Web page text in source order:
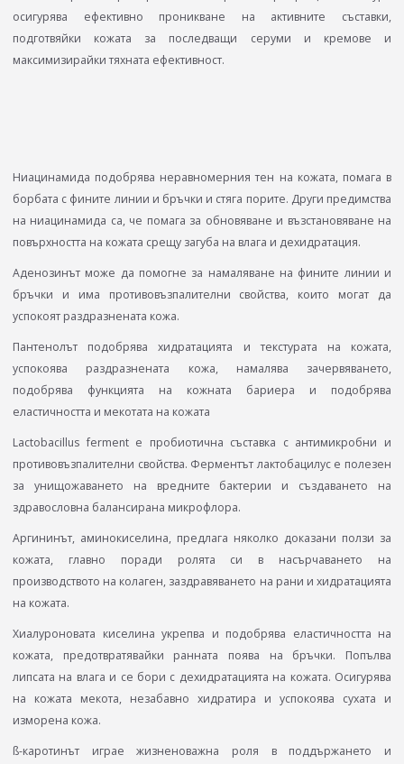
осигурява ефективно проникване на активните съставки,
подготвяйки кожата за последващи серуми и кремове и
максимизирайки тяхната ефективност.
Ниацинамида подобрява неравномерния тен на кожата, помага в
борбата с фините линии и бръчки и стяга порите. Други предимства
на ниацинамида са, че помага за обновяване и възстановяване на
повърхността на кожата срещу загуба на влага и дехидратация.
Аденозинът може да помогне за намаляване на фините линии и
бръчки и има противовъзпалителни свойства, които могат да
успокоят раздразнената кожа.
Пантенолът подобрява хидратацията и текстурата на кожата,
успокоява раздразнената кожа, намалява зачервяването,
подобрява функцията на кожната бариера и подобрява
еластичността и мекотата на кожата
Lactobacillus ferment е пробиотична съставка с антимикробни и
противовъзпалителни свойства. Ферментът лактобацилус е полезен
за унищожаването на вредните бактерии и създаването на
здравословна балансирана микрофлора.
Аргининът, аминокиселина, предлага няколко доказани ползи за
кожата, главно поради ролята си в насърчаването на
производството на колаген, заздравяването на рани и хидратацията
на кожата.
Хиалуроновата киселина укрепва и подобрява еластичността на
кожата, предотвратявайки ранната поява на бръчки. Попълва
липсата на влага и се бори с дехидратацията на кожата. Осигурява
на кожата мекота, незабавно хидратира и успокоява сухата и
изморена кожа.
ß-каротинът играе жизненоважна роля в поддържането и